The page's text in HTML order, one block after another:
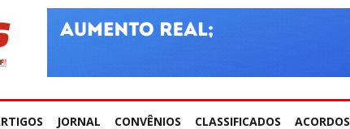
JORNAL CONVÊNIOS CLASSIFICADOS ACORDOS